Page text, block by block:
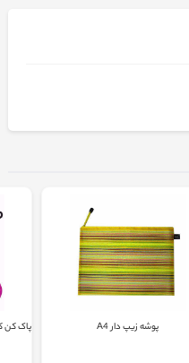
پوشه زیپ دار A4